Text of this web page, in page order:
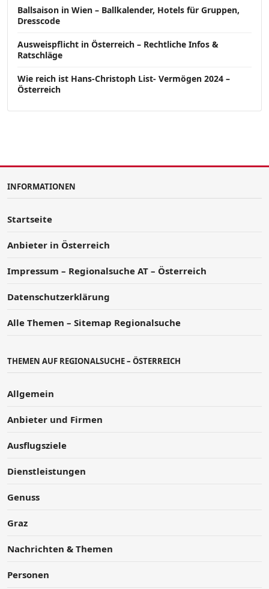
Ballsaison in Wien – Ballkalender, Hotels für Gruppen,
Dresscode
Ausweispflicht in Österreich – Rechtliche Infos &
Ratschläge
Wie reich ist Hans-Christoph List- Vermögen 2024 –
Österreich
INFORMATIONEN
Startseite
Anbieter in Österreich
Impressum – Regionalsuche AT – Österreich
Datenschutzerklärung
Alle Themen – Sitemap Regionalsuche
THEMEN AUF REGIONALSUCHE – ÖSTERREICH
Allgemein
Anbieter und Firmen
Ausflugsziele
Dienstleistungen
Genuss
Graz
Nachrichten & Themen
Personen